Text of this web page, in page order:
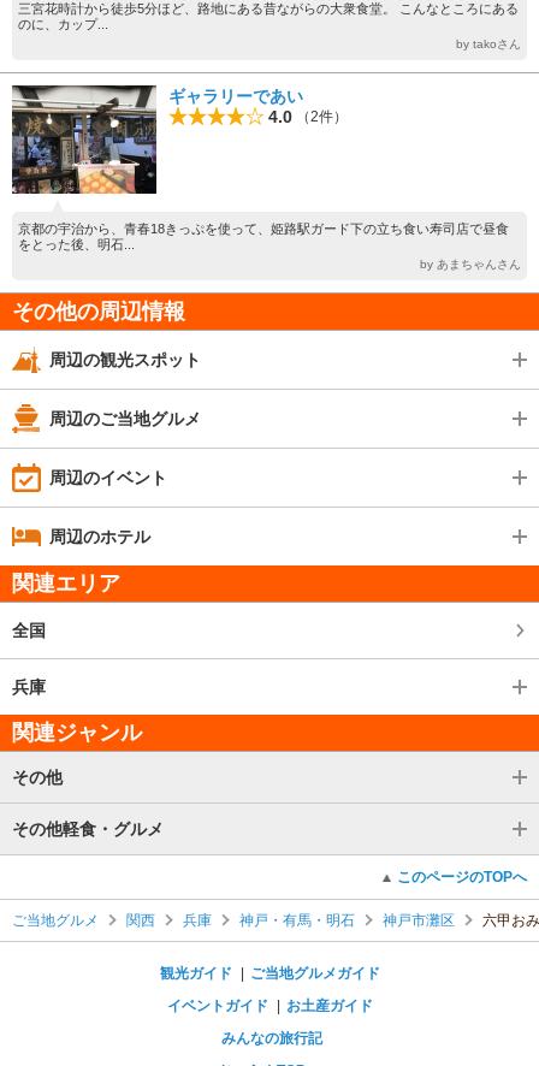
三宮花時計から徒歩5分ほど、路地にある昔ながらの大衆食堂。 こんなところにある
のに、カップ...
by takoさん
ギャラリーであい
4.0
（2件）
京都の宇治から、青春18きっぷを使って、姫路駅ガード下の立ち食い寿司店で昼食
をとった後、明石...
by あまちゃんさん
その他の周辺情報
周辺の観光スポット
周辺のご当地グルメ
周辺のイベント
周辺のホテル
関連エリア
全国
兵庫
関連ジャンル
その他
その他軽食・グルメ
このページのTOPへ
ご当地グルメ 関西 兵庫 神戸・有馬・明石 神戸市灘区 六甲お
観光ガイド
ご当地グルメガイド
イベントガイド
お土産ガイド
みんなの旅行記